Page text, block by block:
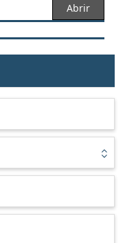
Abrir